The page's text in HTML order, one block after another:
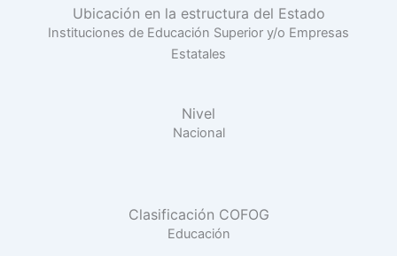
Ubicación en la estructura del Estado
Instituciones de Educación Superior y/o Empresas
Estatales
Nivel
Nacional
Clasificación COFOG
Educación